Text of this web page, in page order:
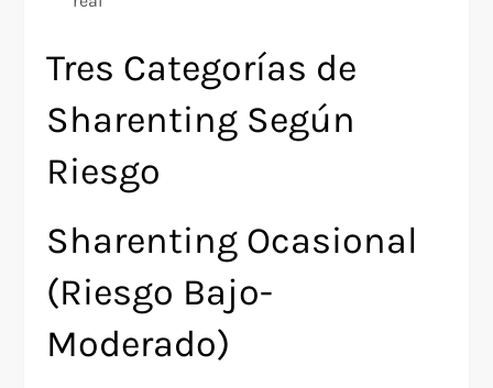
Tres Categorías de
Sharenting Según
Riesgo
Sharenting Ocasional
(Riesgo Bajo-
Moderado)